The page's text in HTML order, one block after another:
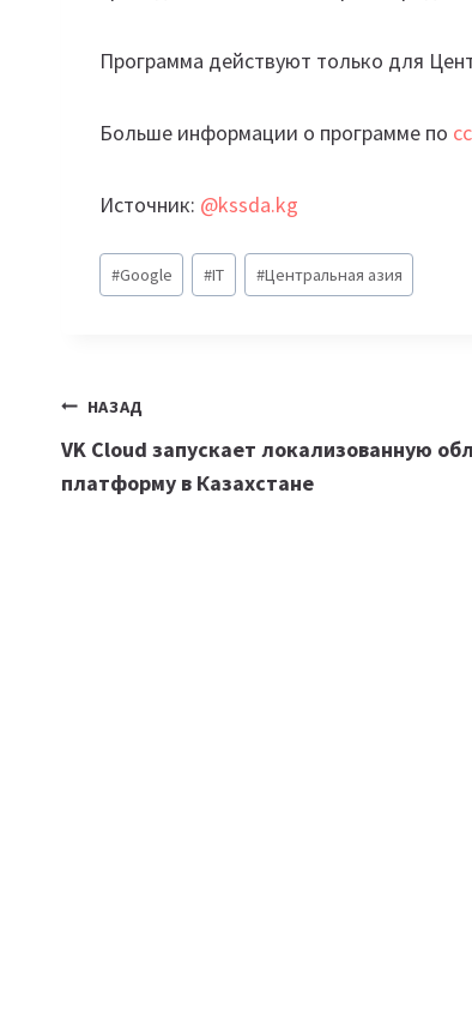
Программа действуют только для
Больше информации о программе по
Источник: @kssda.kg
Метки
записи:
#Google #IT #Центральная азия
Навигация
по
НАЗАД
VK Cloud запускает локализованную
платформу в Казахстане